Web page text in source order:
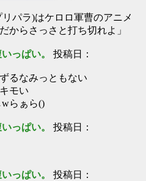
パラ)はケロロ軍曹のアニメ
からさっさと打ち切れよ」
っぱい。 投稿日：
るなみっともない
モい
らぁら()
っぱい。 投稿日：
っぱい。 投稿日：